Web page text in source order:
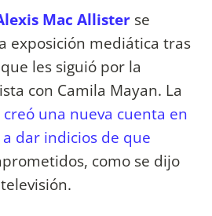
Mac Allister se
exposición mediática tras
les siguió por la
con Camila Mayan. La
creó una nueva cuenta en
dar indicios de que
como se dijo